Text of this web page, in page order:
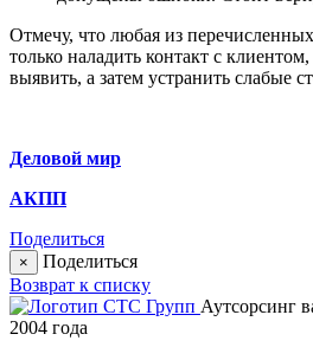
Отмечу, что любая из
только наладить контакт с
выявить, а затем устранить слабые
Деловой мир
АКПП
Поделиться
×
Поделиться
Возврат к списку
Аутсорсинг
2004 года